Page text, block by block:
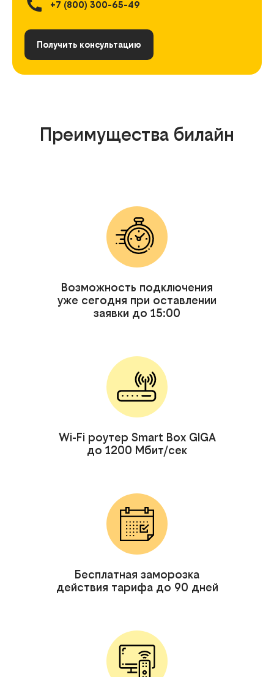
+7 (800) 300-65-49
Получить консультацию
Преимущества билайн
Возможность подключения
уже сегодня при оставлении
заявки до 15:00
Wi-Fi роутер Smart Box GIGA
до 1200 Мбит/сек
Бесплатная заморозка
действия тарифа до 90 дней